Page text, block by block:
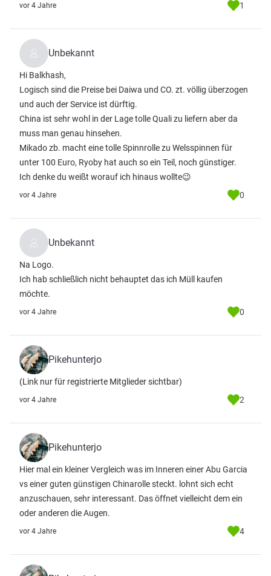
vor 4 Jahre 1
Unbekannt
Hi Balkhash,
Logisch sind die Preise bei Daiwa und CO. zt. völlig überzogen
und auch der Service ist dürftig.
China ist sehr wohl in der Lage tolle Quali zu liefern aber da
muss man genau hinsehen.
Mikado zb. macht eine tolle Spinnrolle zu Welsspinnen für
unter 100 Euro, Ryoby hat auch so ein Teil, noch günstiger.
Ich denke du weißt worauf ich hinaus wollte😉
vor 4 Jahre 0
Unbekannt
Na Logo.
Ich hab schließlich nicht behauptet das ich Müll kaufen
möchte.
vor 4 Jahre 0
Pikehunterjo
(Link nur für registrierte Mitglieder sichtbar)
vor 4 Jahre 2
Pikehunterjo
Hier mal ein kleiner Vergleich was im Inneren einer Abu Garcia
vs einer guten günstigen Chinarolle steckt. lohnt sich echt
anzuschauen, sehr interessant. Das öffnet vielleicht dem ein
oder anderen die Augen.
vor 4 Jahre 4